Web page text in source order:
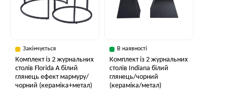
Закінчується
Комплект із 2 журнальних
столів Florida A білий
глянець ефект мармуру/
чорний (кераміка+метал)
В наявності
Комплект із 2 журнальних
столів Indiana білий
глянець/чорний
(кераміка/метал)